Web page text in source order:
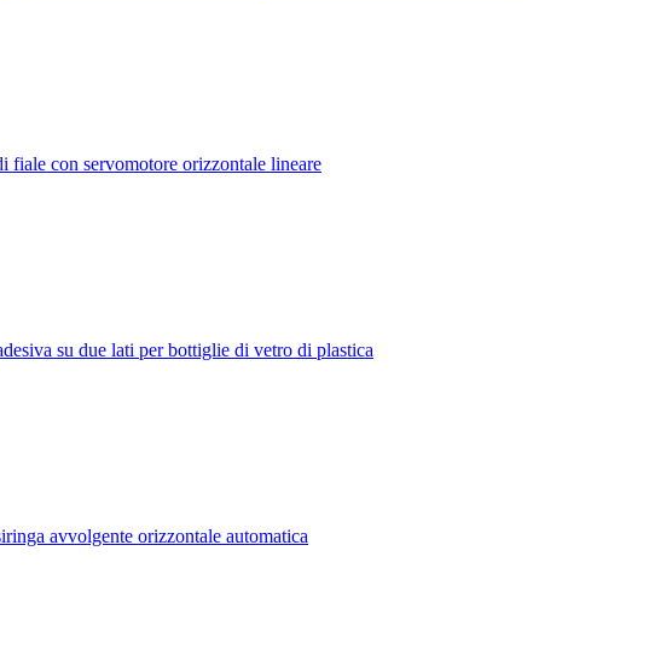
fiale con servomotore orizzontale lineare
su due lati per bottiglie di vetro di plastica
avvolgente orizzontale automatica